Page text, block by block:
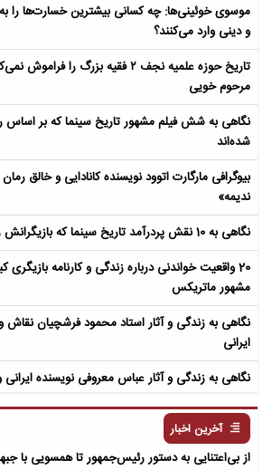
موسوی خوئینی‌ها: چه کسانی بیشترین خسارت‌ها را
و دینی وارد می‌کنند؟
تاریخ حوزه علمیه نجف ۲ فقیه بزرگ را
مرحوم خویی
نگاهی به شش فیلم مشهور تاریخ سینما که بر اساس
شده‌اند
بیوگرافی مارگارت اتوود نویسنده کانادایی و خالق
ندیمه»
نگاهی به 10 نقش پردرآمد تاریخ سینما که بازیگرانش را میلیونر کرد
20 واقعیت خواندنی درباره زندگی و کارنامه بازیگری
مشهور ماتریکس
نگاهی به زندگی و آثار استاد محمود فرشچیان نقاش
ایرانی
نگاهی به زندگی و آثار عباس معروفی نویسنده
آخرین اخبار
از بی‌اعتنایی به دستور رئیس‌جمهور تا همسویی با